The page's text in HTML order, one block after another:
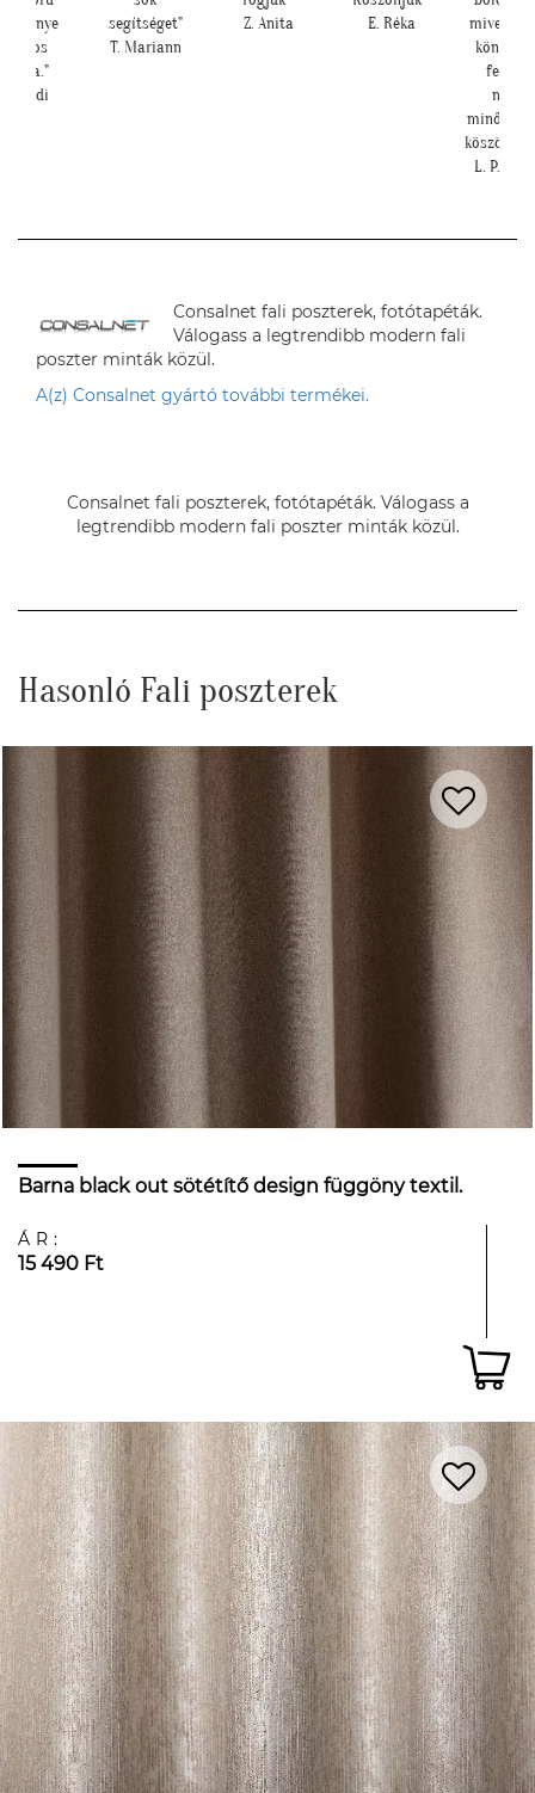
Andi
segítséget"
T. Mariann
Z. Anita
E. Réka
mivel
könnyű
L. P.
Consalnet fali poszterek, fotótapéták.
Válogass a legtrendibb modern fali
poszter minták közül.
A(z) Consalnet gyártó további termékei.
Consalnet fali poszterek, fotótapéták. Válogass a
legtrendibb modern fali poszter minták közül.
Hasonló Fali poszterek
Barna black out sötétítő design függöny textil.
ÁR:
15 490 Ft